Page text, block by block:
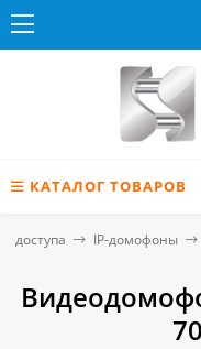
КАТАЛОГ ТОВАРОВ
доступа IP-домофоны